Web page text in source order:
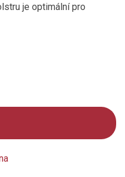
je optimální pro